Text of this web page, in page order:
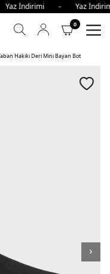
İndirimi - Yaz
0
Hakiki Deri Mini Bayan Bot